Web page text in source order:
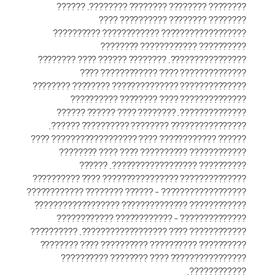
???????? ???????? ???????? ????????. ??????
???????? ???????? ?????????? ????
?????????????????? ???????????? ??????????
?????????? ???????????? ????????
????????????????. ???????? ?????? ???? ????????
?????????????? ???? ???????????? ????
?????????????? ?????????????? ???????? ????????
?????????????? ???? ???????? ??????????
??????????????. ???????? ???? ?????? ??????
???????????????? ???????? ?????????? ??????.
?????? ???????????? ???? ?????????????????? ????
???????????? ?????????? ???? ???? ????????
?????????? ??????????????????. ??????
?????????????? ???????????????? ???? ??????????
?????????????????? - ?????? ???????? ????????????
???????????? ?????????????? ??????????????????
?????????????? - ???????????? ????????????
???????????? ???? ??????????????????. ??????????
?????????? ?????????? ?????????? ???? ????????
???????????????? ???? ???????? ??????????
????????????.